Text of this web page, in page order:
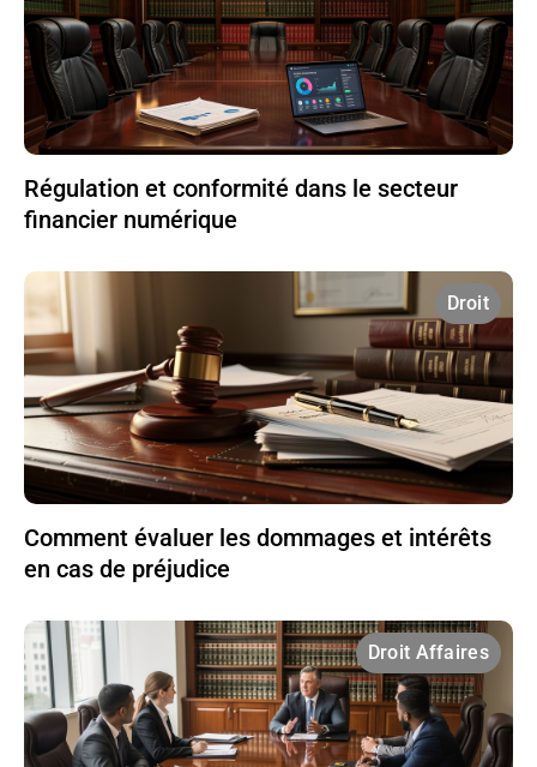
Régulation et conformité dans le secteur
financier numérique
Droit
Comment évaluer les dommages et intérêts
en cas de préjudice
Droit Affaires